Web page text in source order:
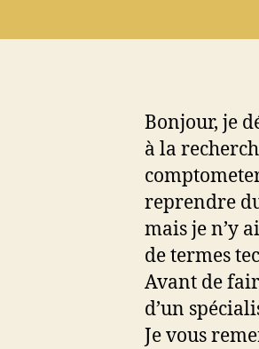
Bonjour, je
à la
reprendre
mais je n’y
de termes
Avant de
d’un
Je vous